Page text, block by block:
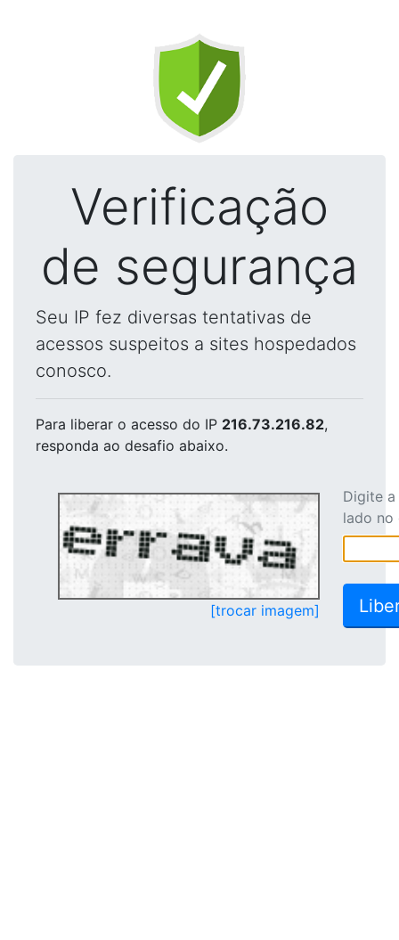
Verificação
de segurança
Seu IP fez diversas tentativas de
acessos suspeitos a sites hospedados
conosco.
Para liberar o acesso do IP 216.73.216.82,
responda ao desafio abaixo.
[trocar imagem]
Digite
lado no